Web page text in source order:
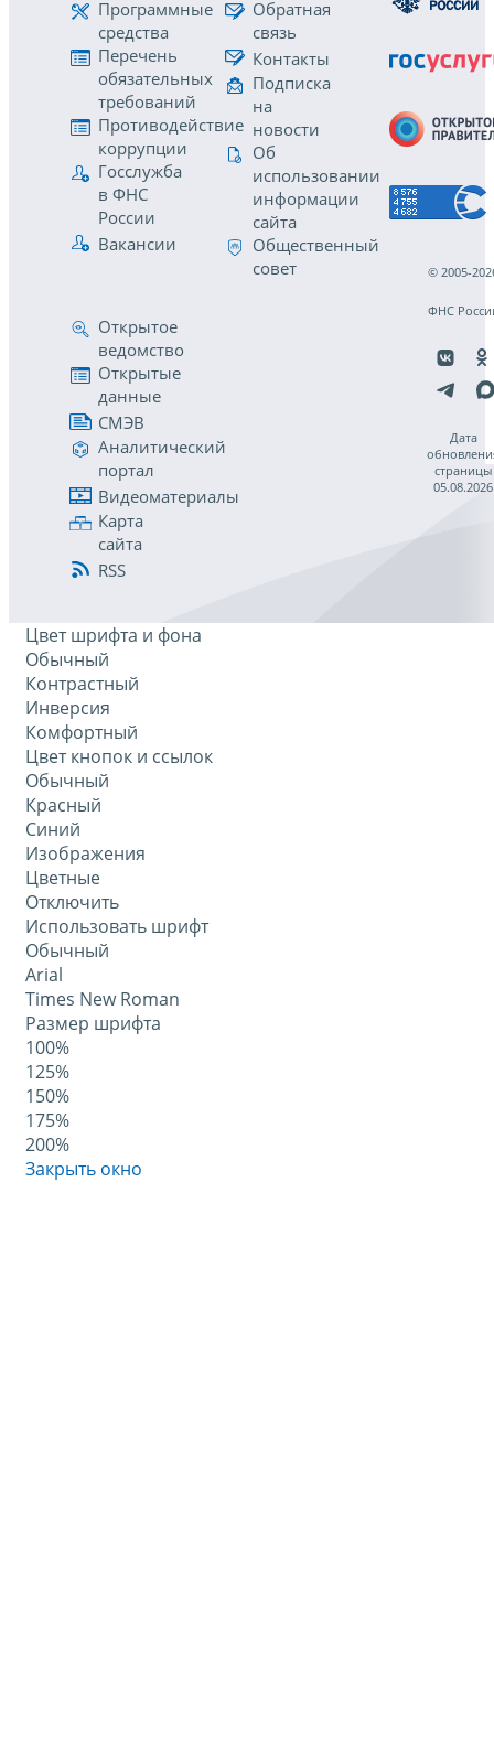
Программные
средства
Перечень
обязательных
требований
Противодействие
коррупции
Госслужба
в ФНС
России
Вакансии
Обратная
связь
Контакты
Подписка
на
новости
Об
использовании
информации
сайта
Общественный
совет
Открытое
ведомство
Открытые
данные
СМЭВ
Аналитический
портал
Видеоматериалы
Карта
сайта
RSS
© 2005-
ФНС
Дата
страницы
05.08.2026
Цвет шрифта и фона
Обычный
Контрастный
Инверсия
Комфортный
Цвет кнопок и ссылок
Обычный
Красный
Синий
Изображения
Цветные
Отключить
Использовать шрифт
Обычный
Arial
Times New Roman
Размер шрифта
100%
125%
150%
175%
200%
Закрыть окно